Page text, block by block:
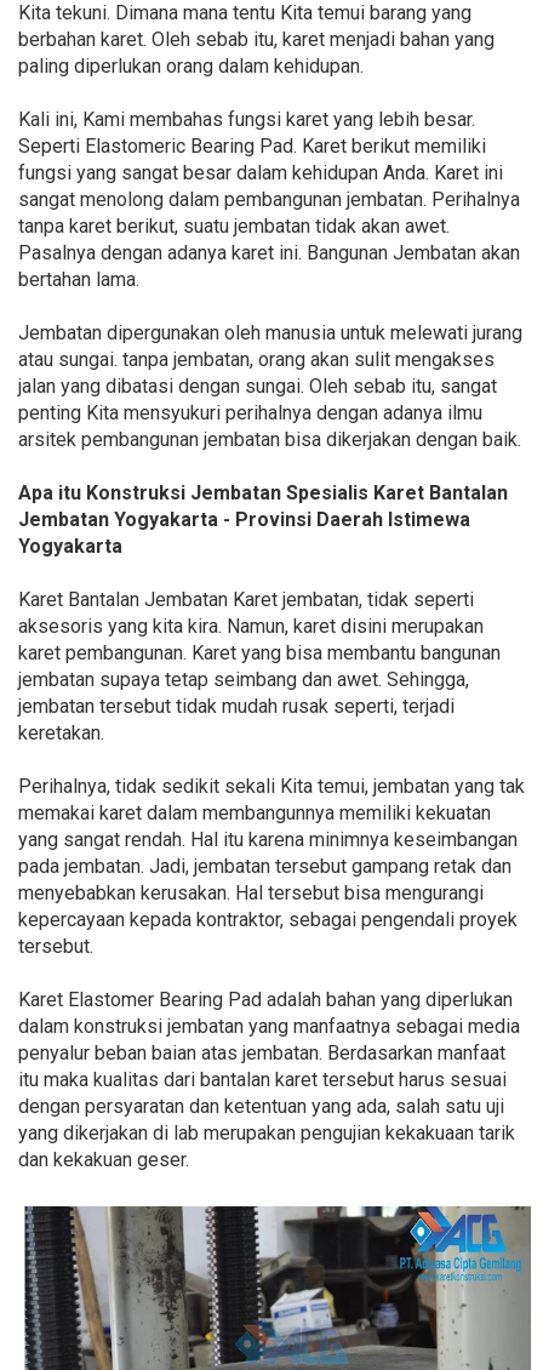
Kita tekuni. Dimana mana tentu Kita temui barang yang
berbahan karet. Oleh sebab itu, karet menjadi bahan yang
paling diperlukan orang dalam kehidupan.
Kali ini, Kami membahas fungsi karet yang lebih besar.
Seperti Elastomeric Bearing Pad. Karet berikut memiliki
fungsi yang sangat besar dalam kehidupan Anda. Karet ini
sangat menolong dalam pembangunan jembatan. Perihalnya
tanpa karet berikut, suatu jembatan tidak akan awet.
Pasalnya dengan adanya karet ini. Bangunan Jembatan akan
bertahan lama.
Jembatan dipergunakan oleh manusia untuk melewati jurang
atau sungai. tanpa jembatan, orang akan sulit mengakses
jalan yang dibatasi dengan sungai. Oleh sebab itu, sangat
penting Kita mensyukuri perihalnya dengan adanya ilmu
arsitek pembangunan jembatan bisa dikerjakan dengan baik.
Apa itu Konstruksi Jembatan Spesialis Karet Bantalan
Jembatan Yogyakarta - Provinsi Daerah Istimewa
Yogyakarta
Karet Bantalan Jembatan Karet jembatan, tidak seperti
aksesoris yang kita kira. Namun, karet disini merupakan
karet pembangunan. Karet yang bisa membantu bangunan
jembatan supaya tetap seimbang dan awet. Sehingga,
jembatan tersebut tidak mudah rusak seperti, terjadi
keretakan.
Perihalnya, tidak sedikit sekali Kita temui, jembatan yang tak
memakai karet dalam membangunnya memiliki kekuatan
yang sangat rendah. Hal itu karena minimnya keseimbangan
pada jembatan. Jadi, jembatan tersebut gampang retak dan
menyebabkan kerusakan. Hal tersebut bisa mengurangi
kepercayaan kepada kontraktor, sebagai pengendali proyek
tersebut.
Karet Elastomer Bearing Pad adalah bahan yang diperlukan
dalam konstruksi jembatan yang manfaatnya sebagai media
penyalur beban baian atas jembatan. Berdasarkan manfaat
itu maka kualitas dari bantalan karet tersebut harus sesuai
dengan persyaratan dan ketentuan yang ada, salah satu uji
yang dikerjakan di lab merupakan pengujian kekakuaan tarik
dan kekakuan geser.